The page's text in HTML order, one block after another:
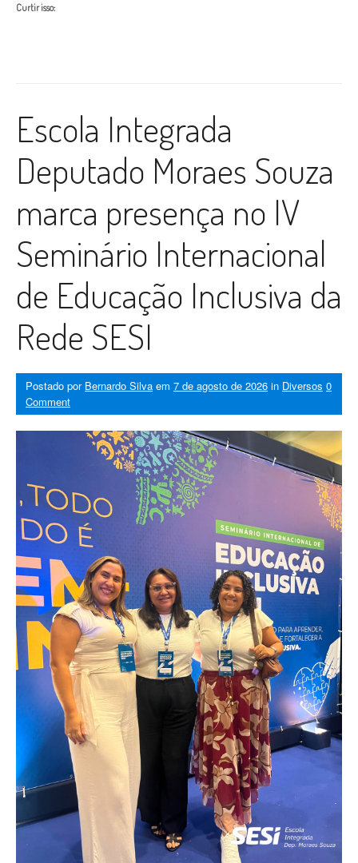
Curtir isso:
Escola Integrada
Deputado Moraes Souza
marca presença no IV
Seminário Internacional
de Educação Inclusiva da
Rede SESI
Postado por Bernardo Silva em 7 de agosto de 2026 in Diversos 0
Comment